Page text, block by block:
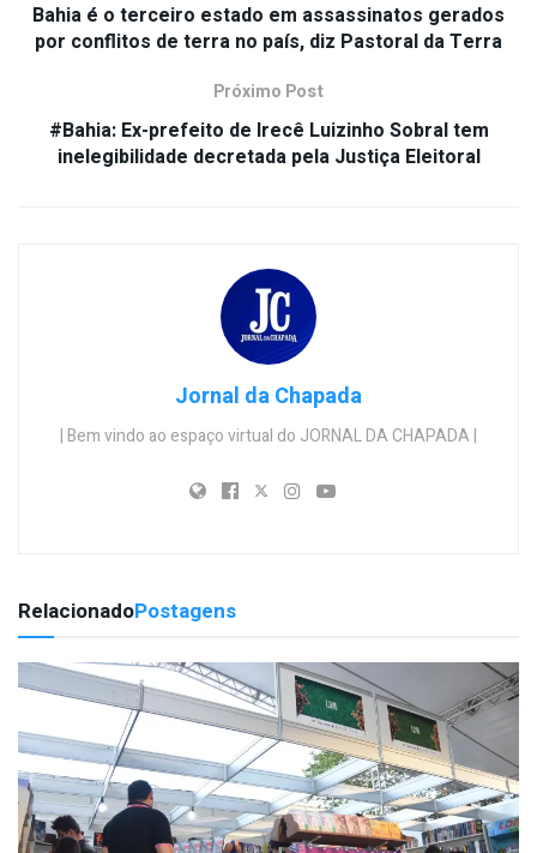
Bahia é o terceiro estado em assassinatos gerados
por conflitos de terra no país, diz Pastoral da Terra
Próximo Post
#Bahia: Ex-prefeito de Irecê Luizinho Sobral tem
inelegibilidade decretada pela Justiça Eleitoral
Jornal da Chapada
| Bem vindo ao espaço virtual do JORNAL DA CHAPADA |
RelacionadoPostagens